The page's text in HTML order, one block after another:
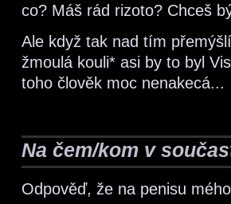
co? Máš rád rizoto? Chceš
Ale když tak nad tím
žmoulá kouli* asi by to byl
toho člověk moc nenakecá...
Na čem/kom v
Odpověď, že na penisu